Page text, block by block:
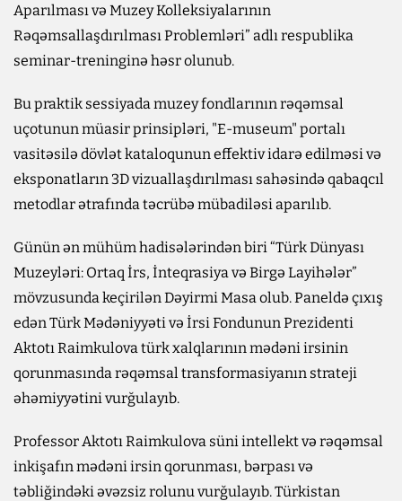
Aparılması və Muzey Kolleksiyalarının
Rəqəmsallaşdırılması Problemləri” adlı respublika
seminar-treninginə həsr olunub.
Bu praktik sessiyada muzey fondlarının rəqəmsal
uçotunun müasir prinsipləri, "E-museum" portalı
vasitəsilə dövlət kataloqunun effektiv idarə edilməsi və
eksponatların 3D vizuallaşdırılması sahəsində qabaqcıl
metodlar ətrafında təcrübə mübadiləsi aparılıb.
Günün ən mühüm hadisələrindən biri “Türk Dünyası
Muzeyləri: Ortaq İrs, İnteqrasiya və Birgə Layihələr”
mövzusunda keçirilən Dəyirmi Masa olub. Paneldə çıxış
edən Türk Mədəniyyəti və İrsi Fondunun Prezidenti
Aktotı Raimkulova türk xalqlarının mədəni irsinin
qorunmasında rəqəmsal transformasiyanın strateji
əhəmiyyətini vurğulayıb.
Professor Aktotı Raimkulova süni intellekt və rəqəmsal
inkişafın mədəni irsin qorunması, bərpası və
təbliğindəki əvəzsiz rolunu vurğulayıb. Türkistan